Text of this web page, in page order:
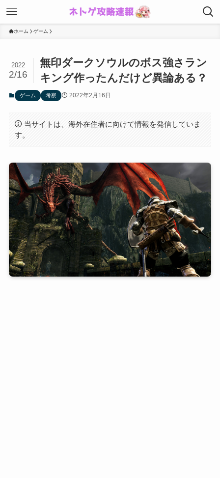
ホーム ゲーム
無印ダークソウルのボス強さラン
キング作ったんだけど異論ある？
2022
2/16
ゲーム 考察 2022年2月16日
当サイトは、海外在住者に向けて情報を発信していま
す。